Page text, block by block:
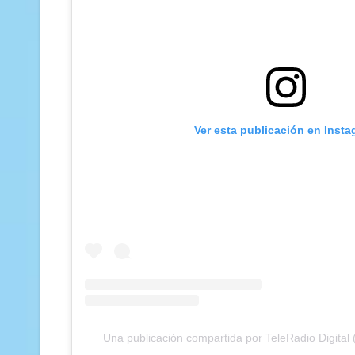
Ver esta publicación en
Una publicación compartida por TeleRadio Digital